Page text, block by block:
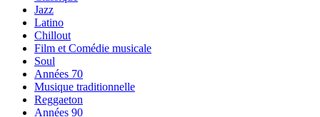
Jazz
Latino
Chillout
Film et Comédie musicale
Soul
Années 70
Musique traditionnelle
Reggaeton
Années 90